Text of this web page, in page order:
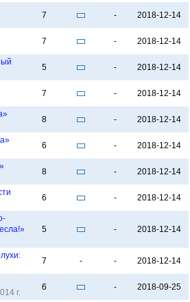
7 - 2018-12-14
7 - 2018-12-14
5 - 2018-12-14
7 - 2018-12-14
8 - 2018-12-14
6 - 2018-12-14
8 - 2018-12-14
6 - 2018-12-14
5 - 2018-12-14
7 - - 2018-12-14
г.
6 - 2018-09-25